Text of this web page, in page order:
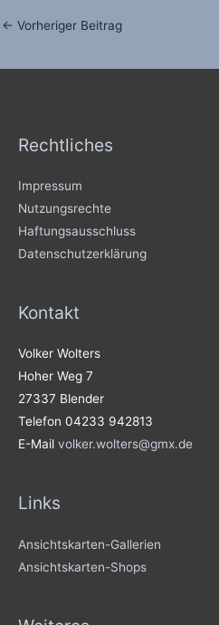
← Vorheriger Beitrag
Rechtliches
Impressum
Nutzungsrechte
Haftungsausschluss
Datenschutzerklärung
Kontakt
Volker Wolters
Hoher Weg 7
27337 Blender
Telefon 04233 942813
E-Mail volker.wolters@gmx.de
Links
Ansichtskarten-Gallerien
Ansichtskarten-Shops